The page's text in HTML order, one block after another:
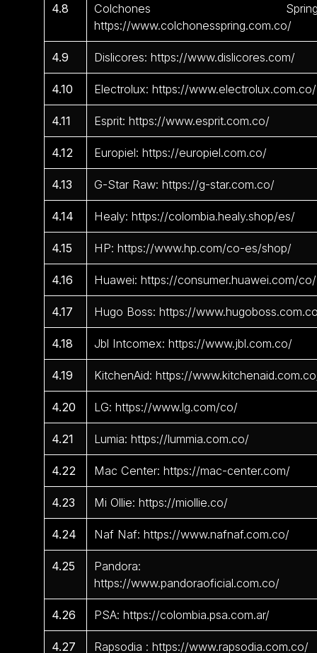
4.8
Colchones
https://www.colchonesspring.com.co/
4.9 Dislicores: https://www.dislicores.com/
4.10 Electrolux: https://www.electrolux.com.co/
4.11 Esprit: https://www.esprit.com.co/
4.12 Europiel: https://europiel.com.co/
4.13 G-Star Raw: https://g-star.com.co/
4.14 Healy: https://colombia.healy.shop/es/
4.15 HP: https://www.hp.com/co-es/shop/
4.16 Huawei: https://consumer.huawei.com/co/
4.17 Hugo Boss: https://
4.18 Jbl Intcomex: https://www.jbl.com.co/
4.19 KitchenAid: https://
4.20 LG: https://www.lg.com/co/
4.21 Lumia: https://lummia.com.co/
4.22 Mac Center: https://mac-center.com/
4.23 Mi Ollie: https://miollie.co/
4.24 Naf Naf: https://www.nafnaf.com.co/
4.25
Pandora:
https://www.pandoraoficial.com.co/
4.26 PSA: https://colombia.psa.com.ar/
4.27 Rapsodia : https://www.rapsodia.com.co/